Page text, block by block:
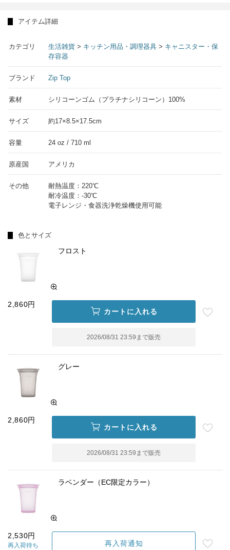
アイテム詳細
カテゴリ 生活雑貨 > キッチン用品・調理器具 > キャニスター・保
存容器
ブランド Zip Top
素材 シリコーンゴム（プラチナシリコーン）100%
サイズ 約17×8.5×17.5cm
容量 24 oz / 710 ml
原産国 アメリカ
その他
耐熱温度：220℃
耐冷温度：-30℃
電子レンジ・食器洗浄乾燥機使用可能
色とサイズ
フロスト
2,860円
カートに入れる
2026/08/31 23:59 まで販売
グレー
2,860円
カートに入れる
2026/08/31 23:59 まで販売
ラベンダー（EC限定カラー）
2,530円
再入荷待ち 再入荷通知